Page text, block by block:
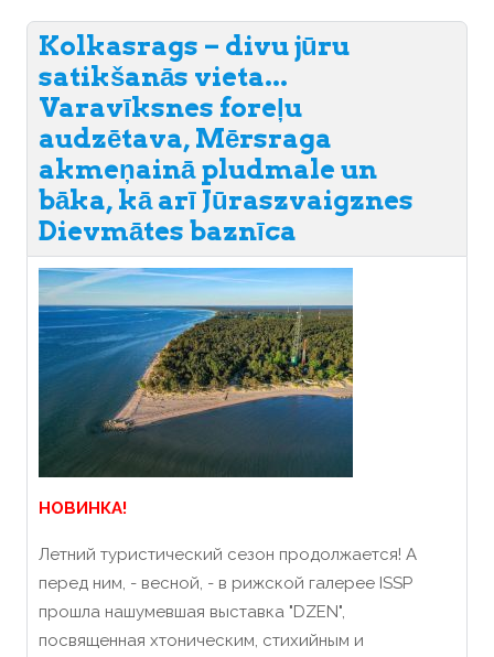
Kolkasrags – divu jūru
satikšanās vieta...
Varavīksnes foreļu
audzētava, Mērsraga
akmeņainā pludmale un
bāka, kā arī Jūraszvaigznes
Dievmātes baznīca
НОВИНКА!
Летний туристический сезон продолжается! А
перед ним, - весной, - в рижской галерее ISSP
прошла нашумевшая выставка "DZEN",
посвященная хтоническим, стихийным и